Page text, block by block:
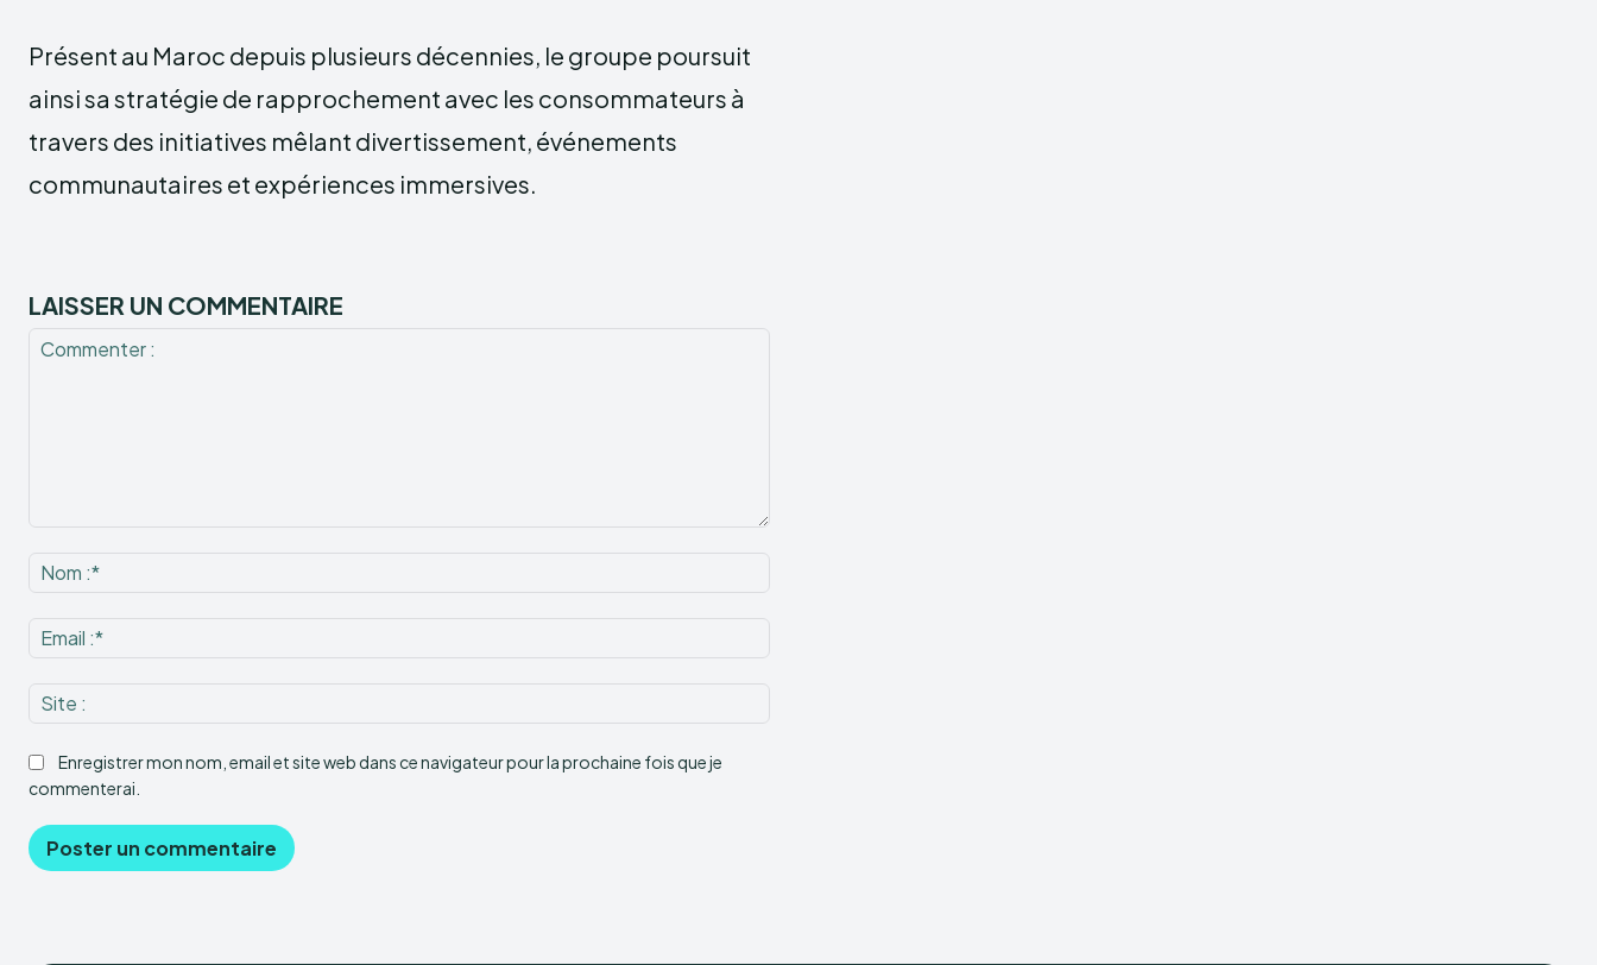
Présent au Maroc depuis plusieurs décennies, le groupe poursuit
ainsi sa stratégie de rapprochement avec les consommateurs à
travers des initiatives mêlant divertissement, événements
communautaires et expériences immersives.
LAISSER UN COMMENTAIRE
:*
:*
:
Enregistrer mon nom, email et site web dans ce navigateur pour la prochaine fois que je
commenterai.